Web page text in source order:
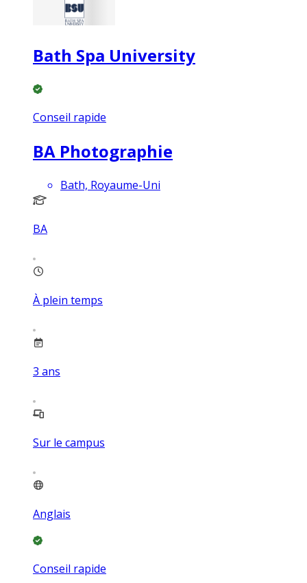
Bath Spa University
Conseil rapide
BA Photographie
Bath, Royaume-Uni
BA
À plein temps
3 ans
Sur le campus
Anglais
Conseil rapide